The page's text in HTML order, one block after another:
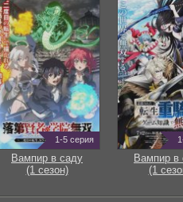
1-5 серия
Вампир в саду
(1 сезон)
Вампир в
(1